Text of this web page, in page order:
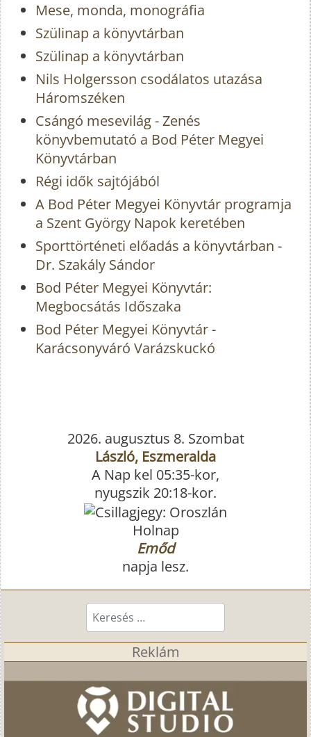
Mese, monda, monográfia
Szülinap a könyvtárban
Szülinap a könyvtárban
Nils Holgersson csodálatos utazása
Háromszéken
Csángó mesevilág - Zenés
könyvbemutató a Bod Péter Megyei
Könyvtárban
Régi idők sajtójából
A Bod Péter Megyei Könyvtár programja
a Szent György Napok keretében
Sporttörténeti előadás a könyvtárban -
Dr. Szakály Sándor
Bod Péter Megyei Könyvtár:
Megbocsátás Időszaka
Bod Péter Megyei Könyvtár -
Karácsonyváró Varázskuckó
2026. augusztus 8. Szombat
László, Eszmeralda
A Nap kel 05:35-kor,
nyugszik 20:18-kor.
Holnap
Emőd
napja lesz.
Keresés...
Reklám